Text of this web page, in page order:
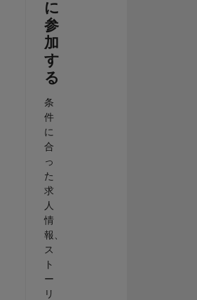
に
参
加
す
る
条
件
に
合
っ
た
求
人
情
報、
ス
ト
ー
リ